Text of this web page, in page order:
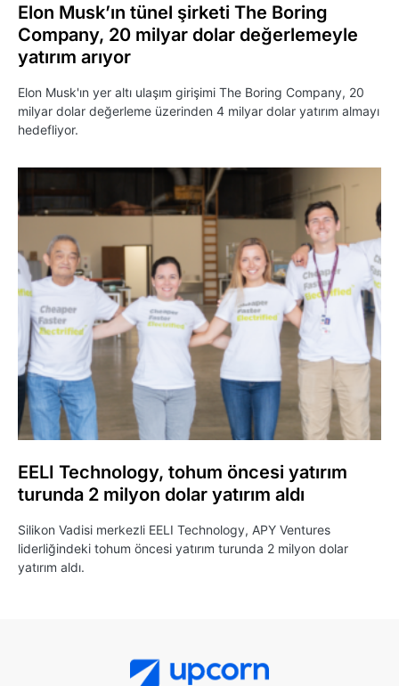
Elon Musk’ın tünel şirketi The Boring
Company, 20 milyar dolar değerlemeyle
yatırım arıyor
Elon Musk'ın yer altı ulaşım girişimi The Boring Company, 20
milyar dolar değerleme üzerinden 4 milyar dolar yatırım almayı
hedefliyor.
EELI Technology, tohum öncesi yatırım
turunda 2 milyon dolar yatırım aldı
Silikon Vadisi merkezli EELI Technology, APY Ventures
liderliğindeki tohum öncesi yatırım turunda 2 milyon dolar
yatırım aldı.